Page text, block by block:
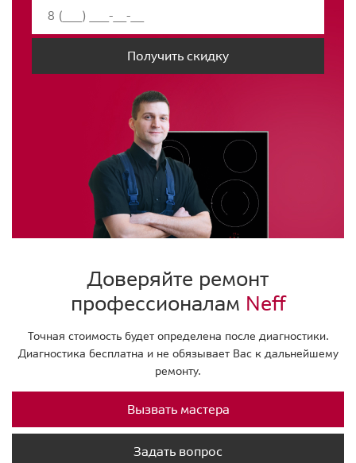
Получить скидку
Доверяйте ремонт
профессионалам Neff
Точная стоимость будет определена после диагностики.
Диагностика бесплатна и не обязывает Вас к дальнейшему
ремонту.
Вызвать мастера
Задать вопрос